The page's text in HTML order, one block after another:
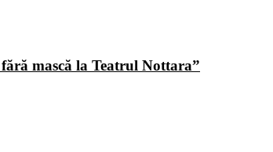
mască la Teatrul Nottara”